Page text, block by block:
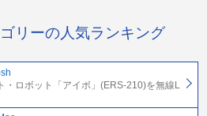
リーの人気ランキング
・ロボット「アイボ」(ERS-210)を無線L